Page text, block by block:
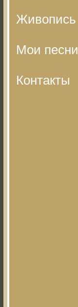
Живопись
Мои песни
Контакты